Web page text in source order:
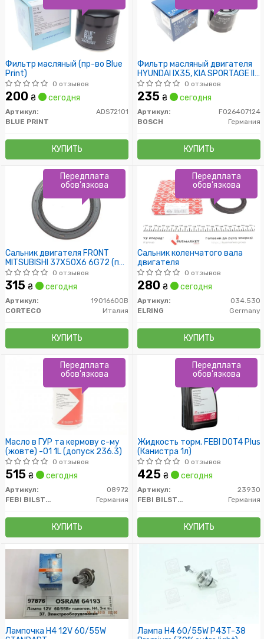
Фильтр масляный (пр-во Blue
Print)
0 отзывов
200 ₴ сегодня
Артикул:
ADS72101
BLUE PRINT
КУПИТЬ
Фильтр масляный двигателя
HYUNDAI IX35, KIA SPORTAGE III,
IV 1.6-2.0 10- (пр-во BOSCH)
0 отзывов
235 ₴ сегодня
Артикул:
F026407124
BOSCH
Германия
КУПИТЬ
Сальник двигателя FRONT
MITSUBISHI 37X50X6 6G72 (пр-
во Corteco)
0 отзывов
315 ₴ сегодня
Артикул:
19016600B
CORTECO
Италия
КУПИТЬ
Передплата
обов'язкова
Сальник коленчатого вала
двигателя
0 отзывов
280 ₴ сегодня
Артикул:
034.530
ELRING
Germany
КУПИТЬ
Передплата
обов'язкова
Масло в ГУР та кермову с-му
(жовте) -01 1L (допуск 236.3)
0 отзывов
515 ₴ сегодня
Артикул:
08972
FEBI BILSTEIN
Германия
КУПИТЬ
Передплата
обов'язкова
Жидкость торм. FEBI DOT4 Plus
(Канистра 1л)
0 отзывов
425 ₴ сегодня
Артикул:
23930
FEBI BILSTEIN
Германия
КУПИТЬ
Передплата
обов'язкова
Лампочка H4 12V 60/55W
Лампа H4 60/55W P43T-38